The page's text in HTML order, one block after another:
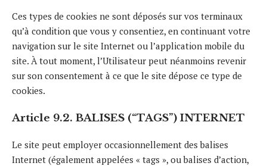
Ces types de cookies ne sont déposés sur vos terminaux
qu’à condition que vous y consentiez, en continuant votre
navigation sur le site Internet ou l’application mobile du
site. À tout moment, l’Utilisateur peut néanmoins revenir
sur son consentement à ce que le site dépose ce type de
cookies.
Article 9.2. BALISES (“TAGS”) INTERNET
Le site peut employer occasionnellement des balises
Internet (également appelées « tags », ou balises d’action,